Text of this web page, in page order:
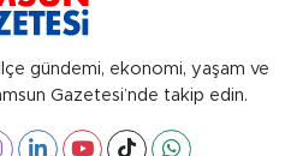
gündemi, ekonomi, yaşam ve
Gazetesi’nde takip edin.